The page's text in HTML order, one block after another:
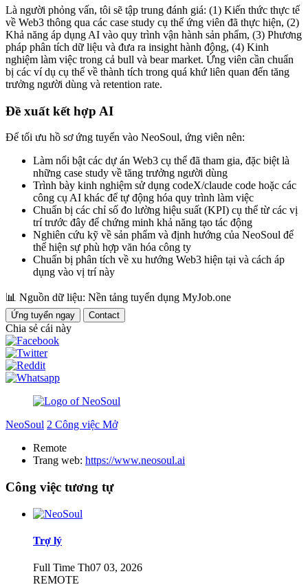
Là người phỏng vấn, tôi sẽ tập trung đánh giá: (1) Kiến thức thực tế
về Web3 thông qua các case study cụ thể ứng viên đã thực hiện, (2)
Khả năng áp dụng AI vào quy trình vận hành sản phẩm, (3) Phương
pháp phân tích dữ liệu và đưa ra insight hành động, (4) Kinh
nghiệm làm việc trong cả bull và bear market. Ứng viên cần chuẩn
bị các ví dụ cụ thể về thành tích trong quá khứ liên quan đến tăng
trưởng người dùng và retention rate.
Đề xuất kết hợp AI
Để tối ưu hồ sơ ứng tuyển vào NeoSoul, ứng viên nên:
Làm nổi bật các dự án Web3 cụ thể đã tham gia, đặc biệt là
những case study về tăng trưởng người dùng
Trình bày kinh nghiệm sử dụng codeX/claude code hoặc các
công cụ AI khác để tự động hóa quy trình làm việc
Chuẩn bị các chỉ số đo lường hiệu suất (KPI) cụ thể từ các vị
trí trước đây để chứng minh khả năng tạo tác động
Nghiên cứu kỹ về sản phẩm và định hướng của NeoSoul để
thể hiện sự phù hợp văn hóa công ty
Chuẩn bị phân tích về xu hướng Web3 hiện tại và cách áp
dụng vào vị trí này
📊 Nguồn dữ liệu: Nền tảng tuyển dụng MyJob.one
Ứng tuyển ngay Contact
Chia sẻ cái này
NeoSoul 2 Công việc Mở
Remote
Trang web: https://www.neosoul.ai
Công việc tương tự
Trợ lý
Full Time Th07 03, 2026
REMOTE